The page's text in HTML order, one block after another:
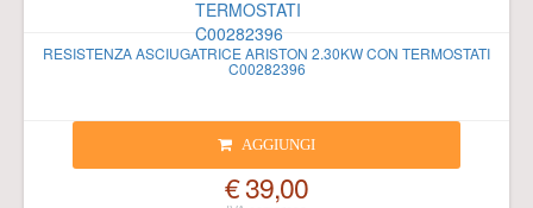
RESISTENZA ASCIUGATRICE ARISTON 2.30KW CON TERMOSTATI
C00282396
AGGIUNGI
€ 39,00